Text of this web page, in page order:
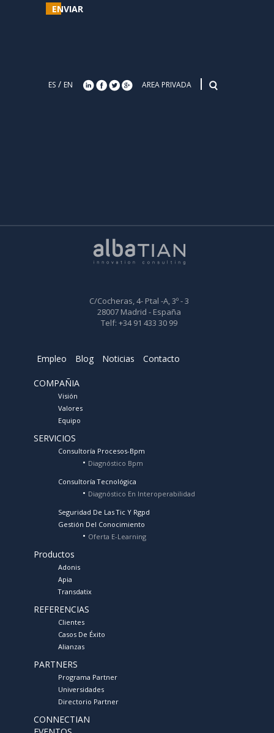
ENVIAR
ES / EN AREA PRIVADA
C/Cocheras, 4- Ptal -A, 3º - 3
28007 Madrid - España
Telf: +34 91 433 30 99
Empleo Blog Noticias Contacto
COMPAÑIA
Visión
Valores
Equipo
SERVICIOS
Consultoría Procesos-Bpm
Diagnóstico Bpm
Consultoría Tecnológica
Diagnóstico En Interoperabilidad
Seguridad De Las Tic Y Rgpd
Gestión Del Conocimiento
Oferta E-Learning
Productos
Adonis
Apia
Transdatix
REFERENCIAS
Clientes
Casos De Éxito
Alianzas
PARTNERS
Programa Partner
Universidades
Directorio Partner
CONNECTIAN